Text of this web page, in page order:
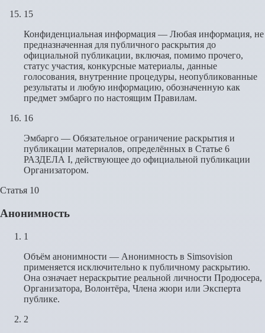
15
Конфиденциальная информация — Любая информация, не
предназначенная для публичного раскрытия до
официальной публикации, включая, помимо прочего,
статус участия, конкурсные материалы, данные
голосования, внутренние процедуры, неопубликованные
результаты и любую информацию, обозначенную как
предмет эмбарго по настоящим Правилам.
16
Эмбарго — Обязательное ограничение раскрытия и
публикации материалов, определённых в Статье 6
РАЗДЕЛА I, действующее до официальной публикации
Организатором.
Статья 10
Анонимность
1
Объём анонимности — Анонимность в Simsovision
применяется исключительно к публичному раскрытию.
Она означает нераскрытие реальной личности Продюсера,
Организатора, Волонтёра, Члена жюри или Эксперта
публике.
2